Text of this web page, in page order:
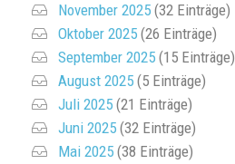
November 2025 (32 Einträge)
Oktober 2025 (26 Einträge)
September 2025 (15 Einträge)
August 2025 (5 Einträge)
Juli 2025 (21 Einträge)
Juni 2025 (32 Einträge)
Mai 2025 (38 Einträge)